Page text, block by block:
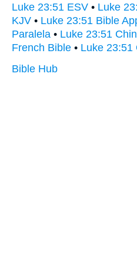
Luke 23:51 ESV • Luke
KJV • Luke 23:51 Bible
Paralela • Luke 23:51
French Bible • Luke 23:51
Bible Hub